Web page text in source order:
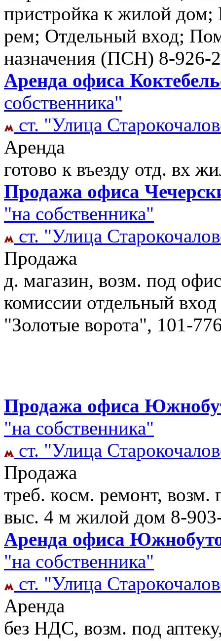
пристройка к жилой
рем; Отдельный вход;
назначения (ПСН) 8-926-
Аренда офиса
собственника"
ст. "Улица
Аренда
готово к въезду отд. вх
Продажа офиса
"на собственника"
ст. "Улица
Продажа
д. магазин, возм. под
комиссии отдельный
"Золотые ворота", 101-
Продажа офиса
"на собственника"
ст. "Улица
Продажа
треб. косм. ремонт, возм.
выс. 4 м жилой дом 8-
Аренда офиса
"на собственника"
ст. "Улица
Аренда
без НДС, возм. под